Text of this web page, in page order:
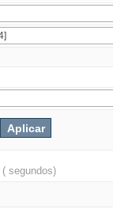
( segundos)